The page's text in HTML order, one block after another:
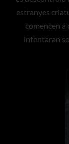
estranyes
comencen a
intentaran